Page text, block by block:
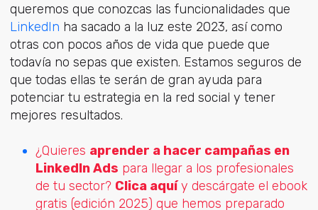
queremos que conozcas las funcionalidades que
LinkedIn ha sacado a la luz este 2023, así como
otras con pocos años de vida que puede que
todavía no sepas que existen. Estamos seguros de
que todas ellas te serán de gran ayuda para
potenciar tu estrategia en la red social y tener
mejores resultados.
¿Quieres aprender a hacer campañas en
LinkedIn Ads para llegar a los profesionales
de tu sector? Clica aquíy descárgate el ebook
gratis (edición 2025) que hemos preparado